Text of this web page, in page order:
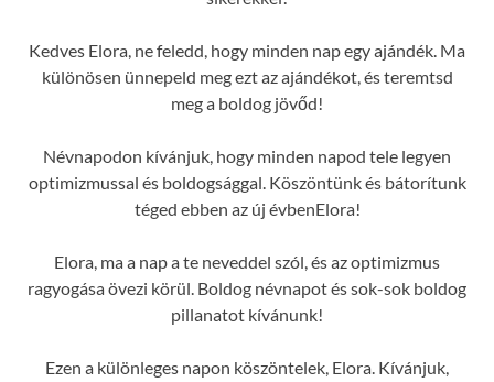
Kedves Elora, ne feledd, hogy minden nap egy ajándék. Ma
különösen ünnepeld meg ezt az ajándékot, és teremtsd
meg a boldog jövőd!
Névnapodon kívánjuk, hogy minden napod tele legyen
optimizmussal és boldogsággal. Köszöntünk és bátorítunk
téged ebben az új évbenElora!
Elora, ma a nap a te neveddel szól, és az optimizmus
ragyogása övezi körül. Boldog névnapot és sok-sok boldog
pillanatot kívánunk!
Ezen a különleges napon köszöntelek, Elora. Kívánjuk,